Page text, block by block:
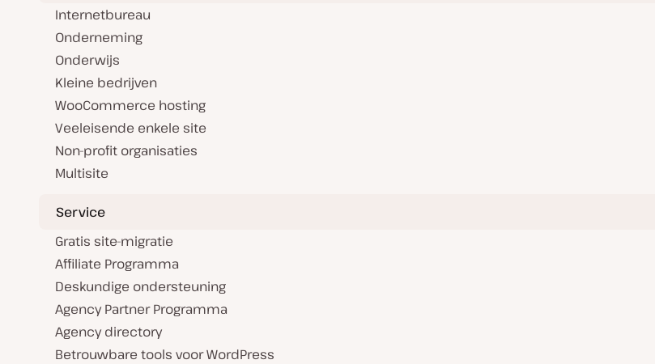
Internetbureau
Onderneming
Onderwijs
Kleine bedrijven
WooCommerce hosting
Veeleisende enkele site
Non-profit organisaties
Multisite
Service
Gratis site-migratie
Affiliate Programma
Deskundige ondersteuning
Agency Partner Programma
Agency directory
Betrouwbare tools voor WordPress